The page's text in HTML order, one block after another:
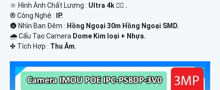
🔆 Hình Ành Chất Lượng : Ultra 4k 👍🏾 .
®️ Công Nghệ :
IP.
🌚 Nhìn Ban Đêm : Hồng Ngoại 30m Hồng Ngoại SMD.
🌧️ Cấu Tạo Camera Dome Kim loại + Nhựa.
️✤ Tích Hợp : Thu Âm.